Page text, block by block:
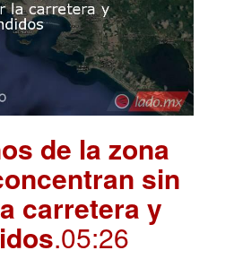
de la zona
sin
carretera y
.05:26